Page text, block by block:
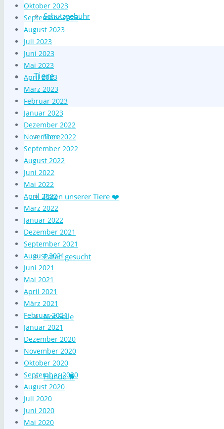
Schutzgebühr
Tiere
Tiere
Paten unserer Tiere ❤️
Paten gesucht
Not Felle
Hunde 🐕
Oktober 2023
September 2023
August 2023
Juli 2023
Juni 2023
Mai 2023
April 2023
März 2023
Februar 2023
Januar 2023
Dezember 2022
November 2022
September 2022
August 2022
Juni 2022
Mai 2022
April 2022
März 2022
Januar 2022
Dezember 2021
September 2021
August 2021
Juni 2021
Mai 2021
April 2021
März 2021
Februar 2021
Januar 2021
Dezember 2020
November 2020
Oktober 2020
September 2020
August 2020
Juli 2020
Juni 2020
Mai 2020